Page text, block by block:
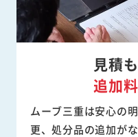
見積
追加
ムーブ三重は安心の
更、処分品の追加が